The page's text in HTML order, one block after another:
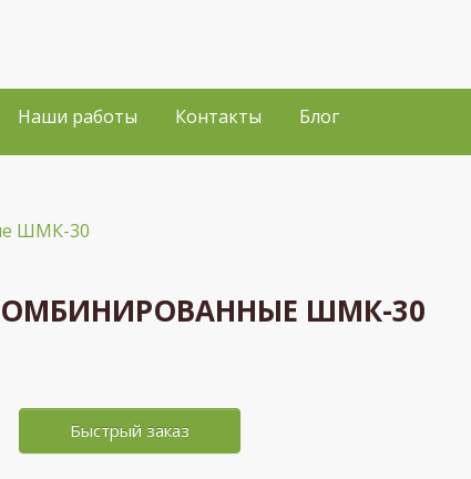
Наши работы Контакты Блог
ШМК-30
ШМК-30
Быстрый заказ